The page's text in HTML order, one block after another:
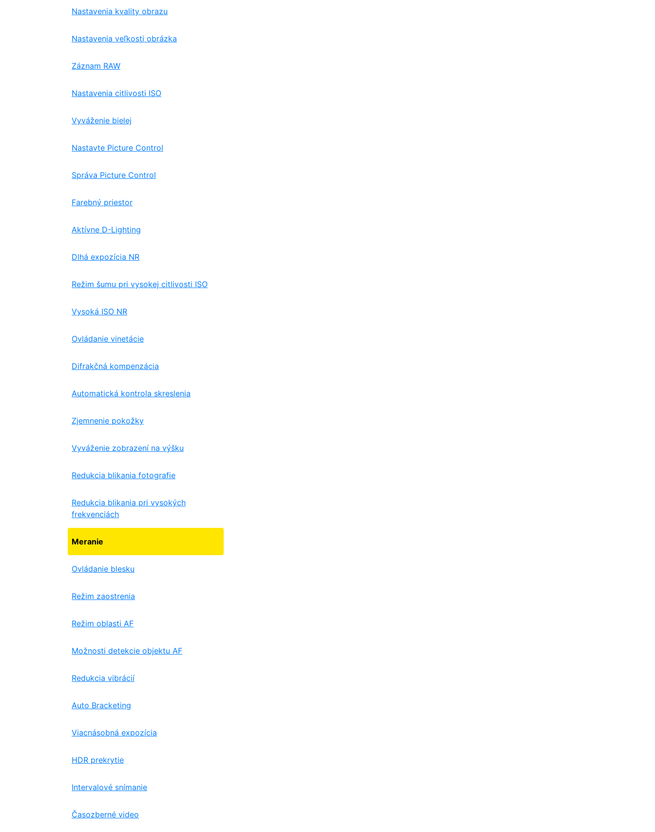
Nastavenia kvality obrazu
Nastavenia veľkosti obrázka
Záznam RAW
Nastavenia citlivosti ISO
Vyváženie bielej
Nastavte Picture Control
Správa Picture Control
Farebný priestor
Aktívne D-Lighting
Dlhá expozícia NR
Režim šumu pri vysokej citlivosti ISO
Vysoká ISO NR
Ovládanie vinetácie
Difrakčná kompenzácia
Automatická kontrola skreslenia
Zjemnenie pokožky
Vyváženie zobrazení na výšku
Redukcia blikania fotografie
Redukcia blikania pri vysokých
frekvenciách
Meranie
Ovládanie blesku
Režim zaostrenia
Režim oblasti AF
Možnosti detekcie objektu AF
Redukcia vibrácií
Auto Bracketing
Viacnásobná expozícia
HDR prekrytie
Intervalové snímanie
Časozberné video